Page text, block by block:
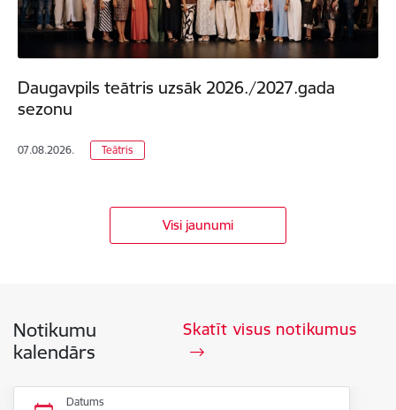
Daugavpils teātris uzsāk 2026./2027.gada
sezonu
07.08.2026. Teātris
Visi jaunumi
Notikumu
kalendārs
Skatīt visus notikumus
Datums